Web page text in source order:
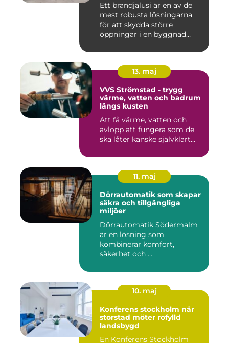
Ett brandjalusi är en av de
mest robusta lösningarna
för att skydda större
öppningar i en byggnad
13. maj
VVS Strömstad - trygg
värme, vatten och badrum
längs kusten
Att få värme, vatten och
avlopp att fungera som de
ska låter kanske självklart...
11. maj
Dörrautomatik som skapar
säkra och tillgängliga
miljöer
Dörrautomatik Södermalm
är en lösning som
kombinerar komfort,
säkerhet och ...
10. maj
Konferens stockholm när
storstad möter rofylld
landsbygd
En Konferens Stockholm